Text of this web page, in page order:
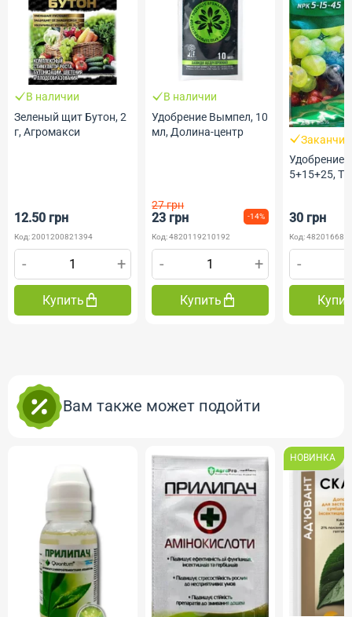
В наличии
Зеленый щит Бутон, 2
г, Агромакси
12.50 грн
Код: 2001200821394
- +
Купить
В наличии
Удобрение Вымпел, 10
мл, Долина-центр
27 грн
23 грн -14%
Код: 4820119210192
- +
Купить
Удобрение
5+15+25,
30 грн
Код:
-
Вам также может подойти
НОВИНКА